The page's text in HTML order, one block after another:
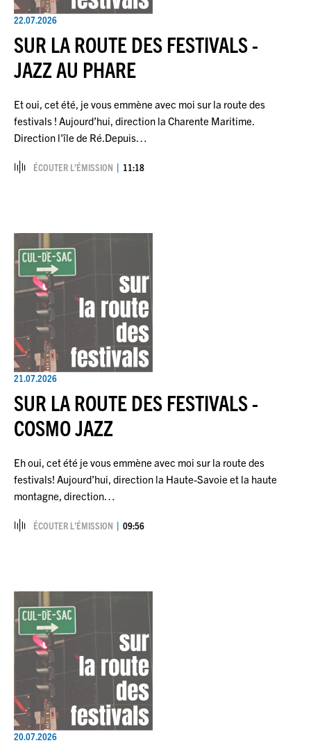
22.07.2026
SUR LA ROUTE DES FESTIVALS -
JAZZ AU PHARE
Et oui, cet été, je vous emmène avec moi sur la route des
festivals ! Aujourd’hui, direction la Charente Maritime.
Direction l'île de Ré.Depuis…
ÉCOUTER L’ÉMISSION 11:18
21.07.2026
SUR LA ROUTE DES FESTIVALS -
COSMO JAZZ
Eh oui, cet été je vous emmène avec moi sur la route des
festivals! Aujourd’hui, direction la Haute-Savoie et la haute
montagne, direction…
ÉCOUTER L’ÉMISSION 09:56
20.07.2026